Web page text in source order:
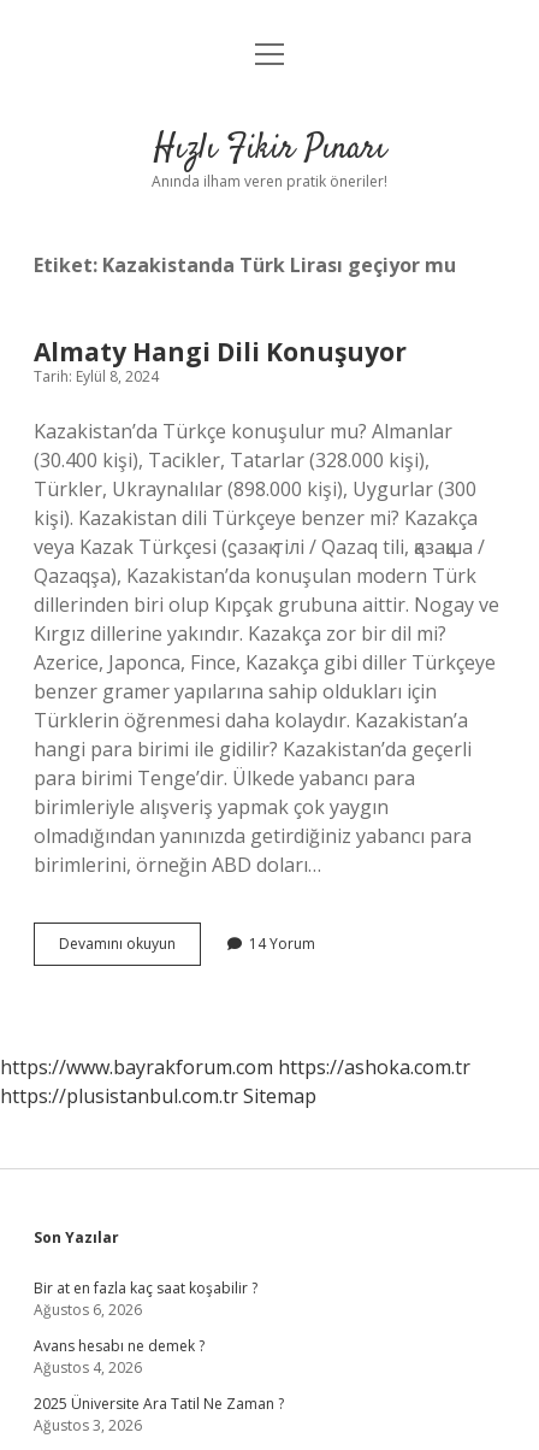
Anasayfa
Yasal Uyarı
menüyü
Hızlı Fikir Pınarı
Anında ilham veren pratik öneriler!
Etiket: Kazakistanda Türk Lirası geçiyor mu
Almaty Hangi Dili Konuşuyor
Tarih: Eylül 8, 2024
Kazakistan’da Türkçe konuşulur mu? Almanlar
(30.400 kişi), Tacikler, Tatarlar (328.000 kişi),
Türkler, Ukraynalılar (898.000 kişi), Uygurlar (300
kişi). Kazakistan dili Türkçeye benzer mi? Kazakça
veya Kazak Türkçesi (ϛазақ тілі / Qazaq tili, қазақша /
Qazaqşa), Kazakistan’da konuşulan modern Türk
dillerinden biri olup Kıpçak grubuna aittir. Nogay ve
Kırgız dillerine yakındır. Kazakça zor bir dil mi?
Azerice, Japonca, Fince, Kazakça gibi diller Türkçeye
benzer gramer yapılarına sahip oldukları için
Türklerin öğrenmesi daha kolaydır. Kazakistan’a
hangi para birimi ile gidilir? Kazakistan’da geçerli
para birimi Tenge’dir. Ülkede yabancı para
birimleriyle alışveriş yapmak çok yaygın
olmadığından yanınızda getirdiğiniz yabancı para
birimlerini, örneğin ABD doları…
Devamını okuyun
Hangi
14 Yorum
https://www.bayrakforum.com https://ashoka.com.tr
https://plusistanbul.com.trSitemap
Sidebar
Son Yazılar
Bir at en fazla kaç saat koşabilir ?
Ağustos 6, 2026
Avans hesabı ne demek ?
Ağustos 4, 2026
2025 Üniversite Ara Tatil Ne Zaman ?
Ağustos 3, 2026